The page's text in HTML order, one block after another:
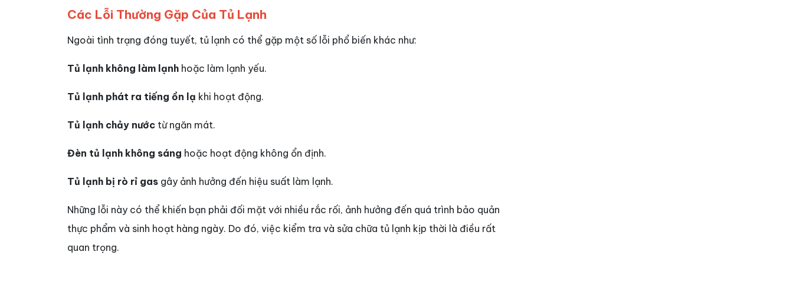
Các Lỗi Thường Gặp Của Tủ Lạnh
Ngoài tình trạng đóng tuyết, tủ lạnh có thể gặp một số lỗi phổ biến khác như:
Tủ lạnh không làm lạnh hoặc làm lạnh yếu.
Tủ lạnh phát ra tiếng ồn lạ khi hoạt động.
Tủ lạnh chảy nước từ ngăn mát.
Đèn tủ lạnh không sáng hoặc hoạt động không ổn định.
Tủ lạnh bị rò rỉ gas gây ảnh hưởng đến hiệu suất làm lạnh.
Những lỗi này có thể khiến bạn phải đối mặt với nhiều rắc rối, ảnh hưởng đến quá trình bảo quản
thực phẩm và sinh hoạt hàng ngày. Do đó, việc kiểm tra và sửa chữa tủ lạnh kịp thời là điều rất
quan trọng.